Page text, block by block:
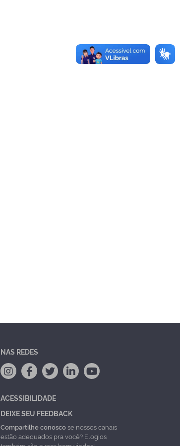
NAS REDES
ACESSIBILIDADE
DEIXE SEU FEEDBACK
Compartilhe conoscose nossos canais
estão adequados pra você? Elogios